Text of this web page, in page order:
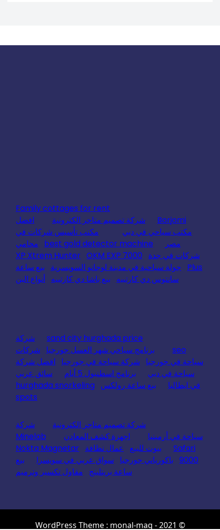
Family cottages for rent
Borjomi
شركة تصميم متاجر الكترونية
افضل
مكتب سياحي في دبي
مكتب تأسيس شركات في
مصر
best gold detector machine
محامي
شركات في جدة
XP Xtrem Hunter OKM EXP 7000
Plus
جولة سياحية في مدينة لوجانو السويسرية
بيع ساعة
سانتوس دي كارتييه
بيع باشا دي كارتييه أنواع البن
sand city hurghada price
شركة
seo
برنامج سياحي شهر العسل جورجيا
شركات
سياحة في جورجيا
شركة سياحة في جورجيا
افضل شركة
سياحة في دبي
برنامج اسطنبول 5 أيام
سائق عربي
في ايطاليا
بيع ساعة رولكس
hurghada snorkeling
spots
شركة تصميم متاجر الكترونية
شركة
سياحة في أرمينيا
اجهزة كشف المعادن
Minelab
Safari
بيوت للبيع عمال نظافة Nokta Magnetar
9000 باكورياني جورجيا سواق عربي في سويسرا
بيع
ساعة بريتلينج
مقاول تكسير وترميم
© 2021 - WordPress Theme : monal-mag